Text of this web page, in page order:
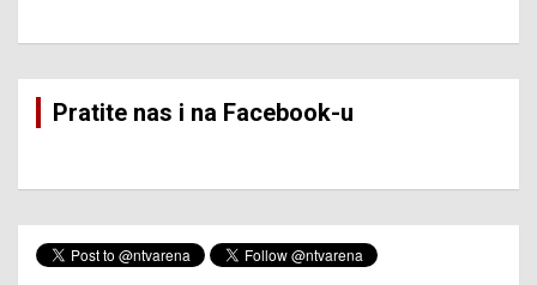
Pratite nas i na Facebook-u